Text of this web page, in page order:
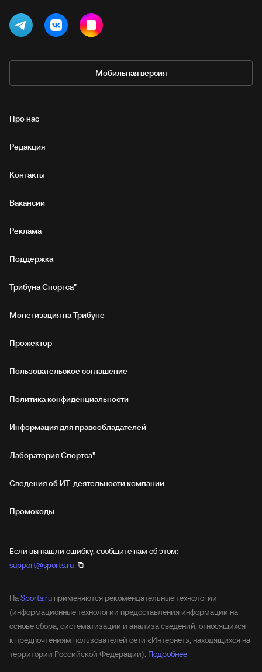
Мобильная версия
Про нас
Редакция
Контакты
Вакансии
Реклама
Поддержка
Трибуна Спортса"
Монетизация на Трибуне
Прожектор
Пользовательское соглашение
Политика конфиденциальности
Информация для правообладателей
Лаборатория Спортса"
Сведения об ИТ‑деятельности компании
Промокоды
Если вы нашли ошибку, сообщите нам об этом:
support@sports.ru
НаSports.ru применяются рекомендательные технологии
(информационные технологии предоставления информации на
основе сбора, систематизации и анализа сведений, относящихся
к предпочтениям пользователей сети «Интернет», находящихся на
территории Российской Федерации). Подробнее